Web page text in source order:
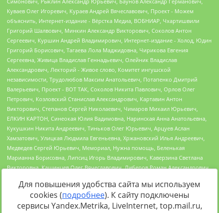
Источник:https://minjust.gov.ru/uploaded/files/reestr-
Для повышения удобства сайта мы используем
cookies (подробнее). К сайту подключены
сервисы Yandex.Metrika, LiveInternet, top.mail.ru,